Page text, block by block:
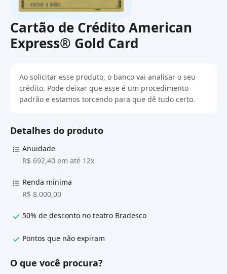
Cartão de Crédito American
Express® Gold Card
Ao solicitar esse produto, o banco vai analisar o seu
crédito. Pode deixar que esse é um procedimento
padrão e estamos torcendo para que dê tudo certo.
Detalhes do produto
Anuidade
R$ 692,40 em até 12x
Renda mínima
R$ 8.000,00
50% de desconto no teatro Bradesco
Pontos que não expiram
O que você procura?